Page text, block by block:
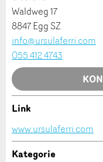
Nachricht
* Eingabe
Schliessen
Waldweg 17
8847 Egg SZ
info@ursulaferri.com
055 412 4743
Kontakt
Verfassen Sie eine
Link
www.ursulaferri.com
Kategorie